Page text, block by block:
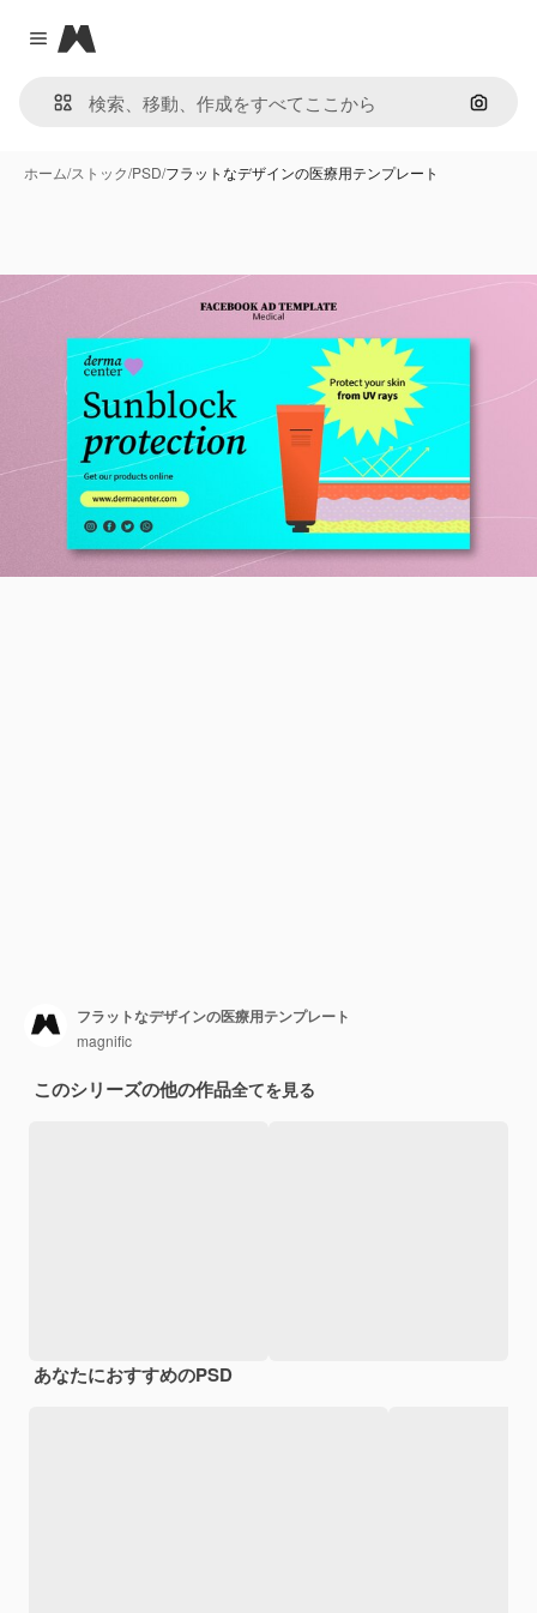
Close menu
Magnific
画像で
ホーム/ストック/PSD/フラットなデザインの医療用テンプレート
フラットなデザインの医療用テンプレート
magnific
このシリーズの他の作品全てを見る
あなたにおすすめのPSD